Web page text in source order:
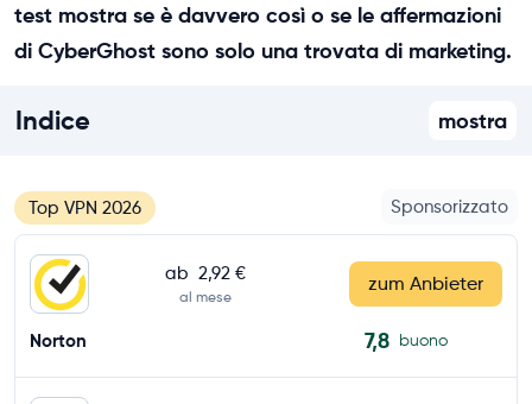
test mostra se è davvero così o se le affermazioni
di CyberGhost sono solo una trovata di marketing.
Indice mostra
Top VPN 2026 Sponsorizzato
ab 2,92 €
al mese
zum Anbieter
Norton 7,8 buono